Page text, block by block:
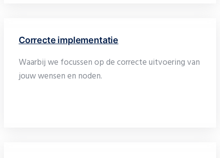
Correcte implementatie
Waarbij we focussen op de correcte uitvoering van
jouw wensen en noden.